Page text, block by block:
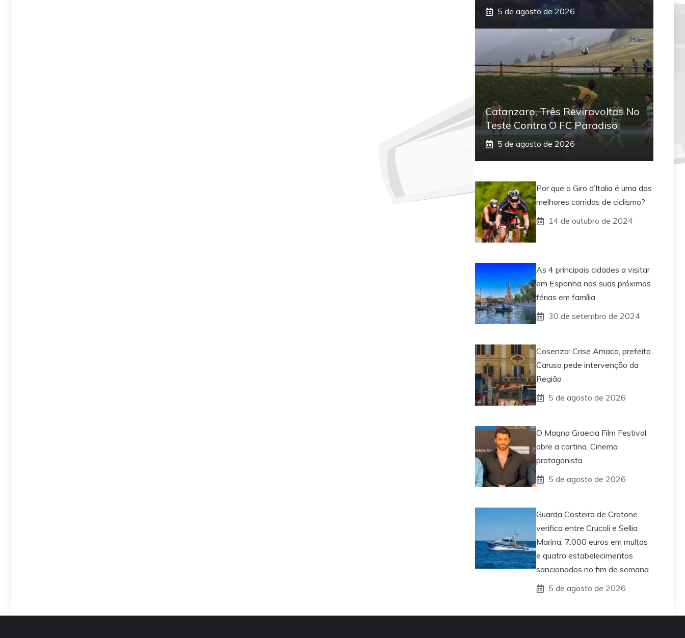
5 de agosto de 2026
Catanzaro, Três Reviravoltas No
Teste Contra O FC Paradiso
5 de agosto de 2026
Por que o Giro d’Italia é uma das
melhores corridas de ciclismo?
14 de outubro de 2024
As 4 principais cidades a visitar
em Espanha nas suas próximas
férias em família
30 de setembro de 2024
Cosenza: Crise Amaco, prefeito
Caruso pede intervenção da
Região
5 de agosto de 2026
O Magna Graecia Film Festival
abre a cortina. Cinema
protagonista
5 de agosto de 2026
Guarda Costeira de Crotone
verifica entre Crucoli e Sellia
Marina: 7.000 euros em multas
e quatro estabelecimentos
sancionados no fim de semana
5 de agosto de 2026